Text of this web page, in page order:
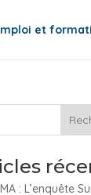
et
: L’enquête